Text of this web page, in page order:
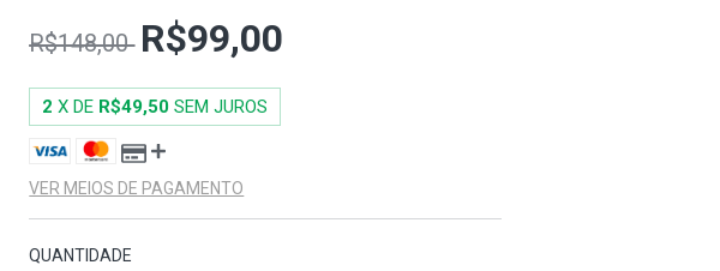
R$148,00 R$99,00
2 X DE R$49,50 SEM JUROS
VER MEIOS DE PAGAMENTO
QUANTIDADE